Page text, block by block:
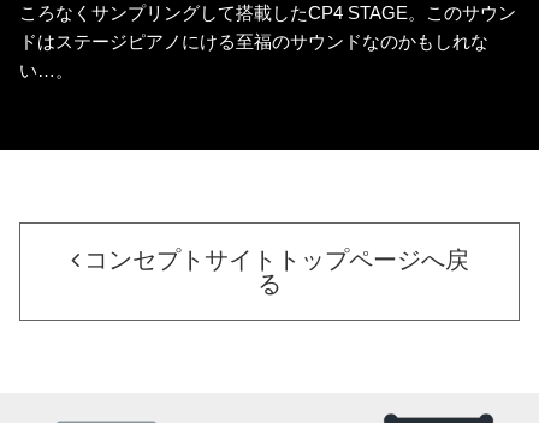
ころなくサンプリングして搭載したCP4 STAGE。このサウン
ドはステージピアノにける至福のサウンドなのかもしれな
い…。
コンセプトサイトトップページへ戻
る